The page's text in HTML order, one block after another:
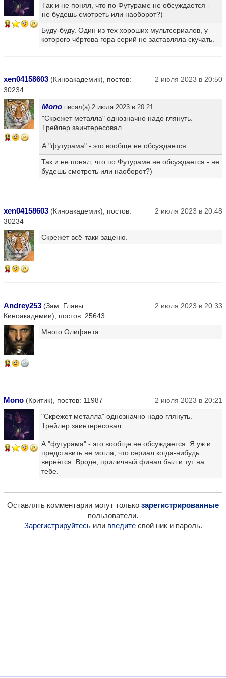
10
Так и не понял, что по Футураме не обсуждается -
не будешь смотреть или наоборот?)
Буду-буду. Один из тех хороших мультсериалов, у
которого чёртова гора серий не заставляла скучать.
xen04158603 (Киноакадемик), постов:
30234
2 июля 2023 в 20:50
15
Mono писал(а) 2 июля 2023 в 20:21
"Скрежет металла" однозначно надо глянуть.
Трейлер заинтересовал.
А "футурама" - это вообще не обсуждается. ...
Так и не понял, что по Футураме не обсуждается - не
будешь смотреть или наоборот?)
xen04158603 (Киноакадемик), постов:
30234
2 июля 2023 в 20:48
15
Скрежет всё-таки заценю.
Andrey253 (Зам. Главы
Киноакадемии), постов: 25643
2 июля 2023 в 20:33
12
Много Олифанта
Mono (Критик), постов: 11987 2 июля 2023 в 20:21
10
"Скрежет металла" однозначно надо глянуть.
Трейлер заинтересовал.
А "футурама" - это вообще не обсуждается. Я уж и
представить не могла, что сериал когда-нибудь
вернётся. Вроде, приличный финал был и тут на
тебе.
Оставлять комментарии могут только зарегистрированные
пользователи.
Зарегистрируйтесьили введитесвой ник и пароль.